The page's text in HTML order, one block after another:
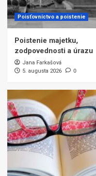
Poisťovníctvo a poistenie
Poistenie majetku,
zodpovednosti a úrazu
Jana Farkašová
5. augusta 2026
0